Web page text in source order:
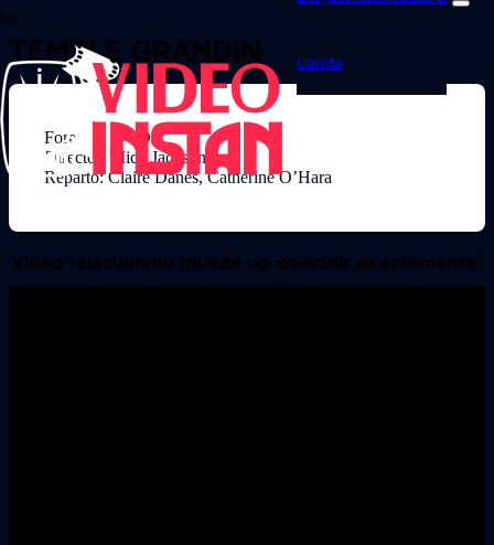
cuenta
TEMPLE GRANDIN
Formato: DVD
Director: Mick Jackson
Reparto: Claire Danes, Catherine O’Hara
Video relacionado (puede no coincidir exactamente)